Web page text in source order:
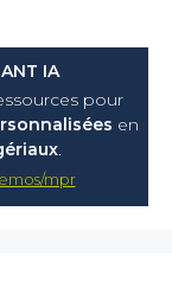
IA
pour
en
.
mpr